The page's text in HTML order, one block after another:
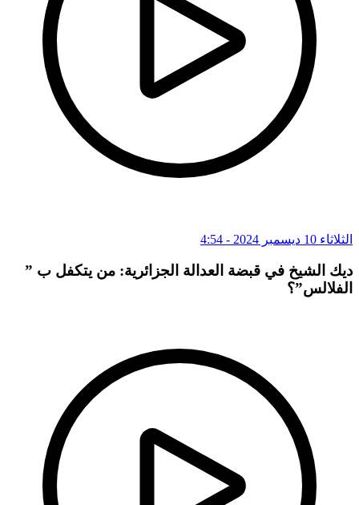
الثلاثاء 10 ديسمبر 2024 - 4:54
ديك الشيخ في قبضة العدالة الجزائرية: من يتكفل ب ”
الفلالس”؟